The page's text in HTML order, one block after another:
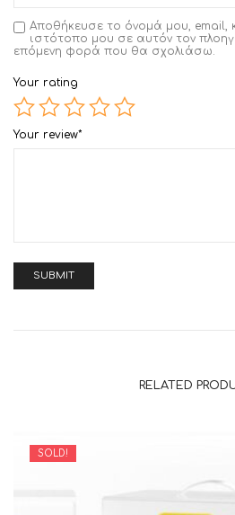
Αποθήκευσε το όνομά μου, email,
ιστότοπο μου σε αυτόν τον
επόμενη φορά που θα σχολιάσω.
Your rating
Your review*
RELATED
SOLD!